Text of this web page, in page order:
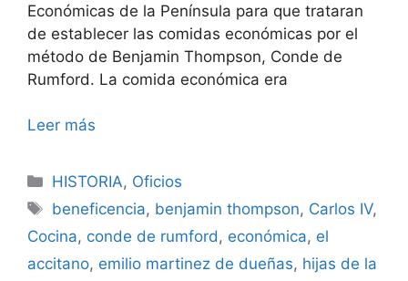
Económicas de la Península para que trataran
de establecer las comidas económicas por el
método de Benjamin Thompson, Conde de
Rumford. La comida económica era
Leer más
Categorías
HISTORIA, Oficios
Etiquetas
beneficencia, benjamin thompson, Carlos IV,
Cocina, conde de rumford, económica, el
accitano, emilio martinez de dueñas, hijas de la